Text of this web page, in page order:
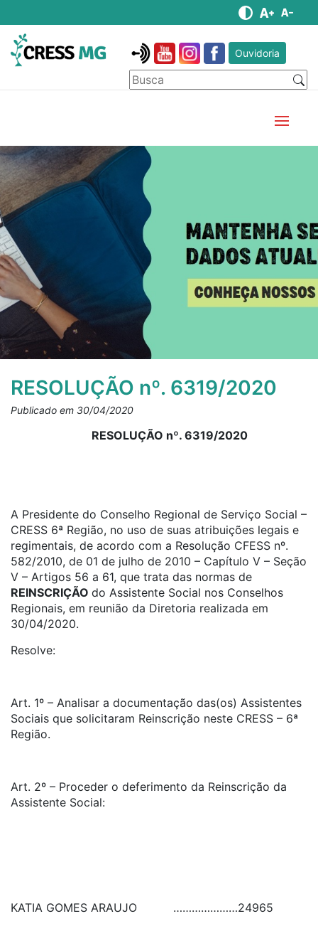
Ouvidoria
RESOLUÇÃO nº. 6319/2020
Publicado em 30/04/2020
RESOLUÇÃO nº. 6319/2020
A Presidente do Conselho Regional de Serviço Social –
CRESS 6ª Região, no uso de suas atribuições legais e
regimentais, de acordo com a Resolução CFESS nº.
582/2010, de 01 de julho de 2010 – Capítulo V – Seção
V – Artigos 56 a 61, que trata das normas de
REINSCRIÇÃO do Assistente Social nos Conselhos
Regionais, em reunião da Diretoria realizada em
30/04/2020.
Resolve:
Art. 1º – Analisar a documentação das(os) Assistentes
Sociais que solicitaram Reinscrição neste CRESS – 6ª
Região.
Art. 2º – Proceder o deferimento da Reinscrição da
Assistente Social:
KATIA GOMES ARAUJO …………………24965